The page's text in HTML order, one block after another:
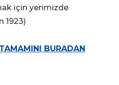
için yerimizde
1923)
BURADAN